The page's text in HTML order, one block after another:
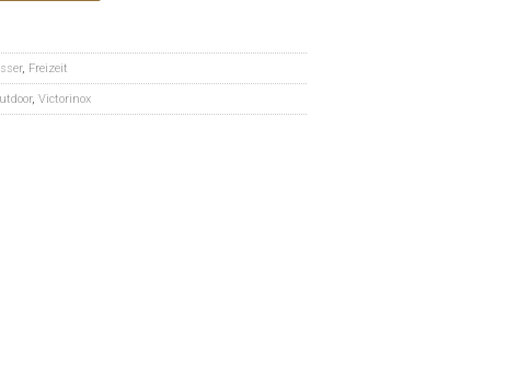
, Freizeit
, Victorinox